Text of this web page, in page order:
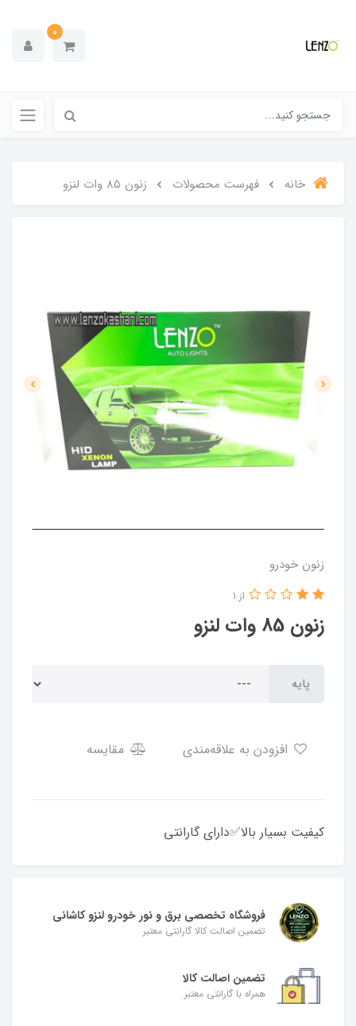
0
خانه فهرست محصولات زنون 85 وات لنزو
زنون خودرو
زنون 85 وات لنزو
از 1
پایه
مقایسه
کیفیت بسیار بالا✅دارای گارانتی
فروشگاه تخصصی برق و نور خودرو لنزو کاشانی
تضمین اصالت کالا گارانتی معتبر
تضمین اصالت کالا
همراه با گارانتی معتبر